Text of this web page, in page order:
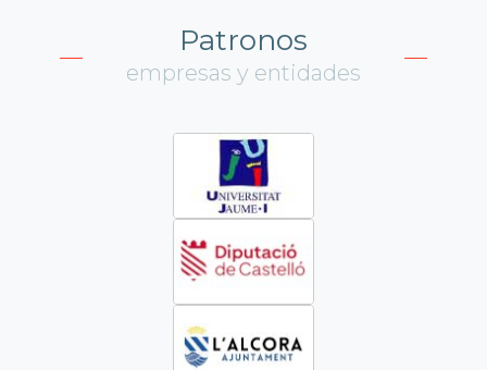
Patronos
empresas y entidades